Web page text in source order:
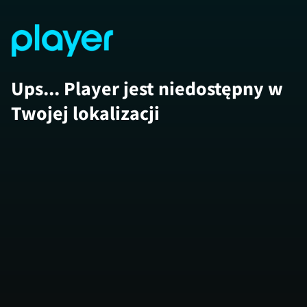
Ups... Player jest niedostępny w
Twojej lokalizacji